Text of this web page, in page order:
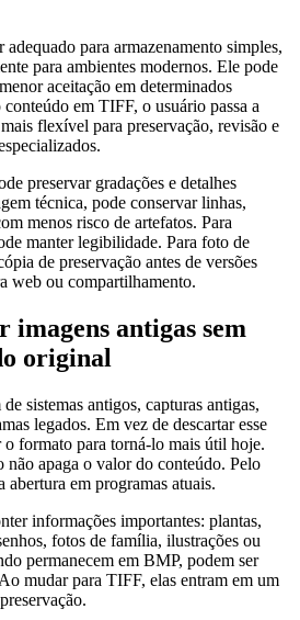
para armazenamento simples,
para ambientes modernos. Ele pode
aceitação em determinados
em TIFF, o usuário passa a
flexível para preservação, revisão e
preservar gradações e detalhes
técnica, pode conservar linhas,
menos risco de artefatos. Para
manter legibilidade. Para foto de
de preservação antes de versões
web ou compartilhamento.
imagens antigas sem
original
sistemas antigos, capturas antigas,
legados. Em vez de descartar esse
o formato para torná-lo mais útil hoje.
apaga o valor do conteúdo. Pelo
em programas atuais.
informações importantes: plantas,
fotos de família, ilustrações ou
permanecem em BMP, podem ser
mudar para TIFF, elas entram em um